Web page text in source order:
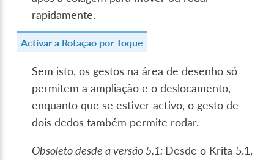
rapidamente.
Activar a Rotação por Toque
Sem isto, os gestos na área de desenho só
permitem a ampliação e o deslocamento,
enquanto que se estiver activo, o gesto de
dois dedos também permite rodar.
Obsoleto desde a versão 5.1: Desde o Krita 5.1,